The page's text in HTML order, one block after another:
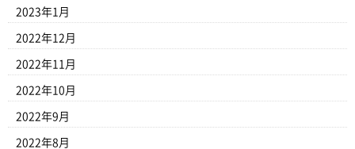
2023年1月
2022年12月
2022年11月
2022年10月
2022年9月
2022年8月